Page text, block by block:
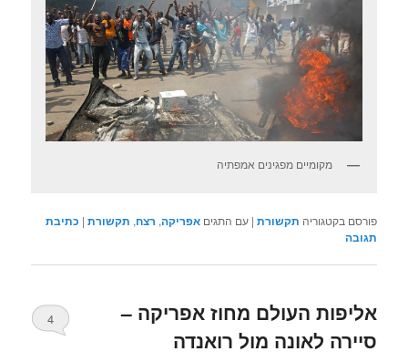
מקומיים מפגינים אמפתיה
פורסם בקטגוריה תקשורת |עם התגים אפריקה, רצח, תקשורת | כתיבת
תגובה
אליפות העולם מחוז אפריקה –
סיירה לאונה מול רואנדה
4